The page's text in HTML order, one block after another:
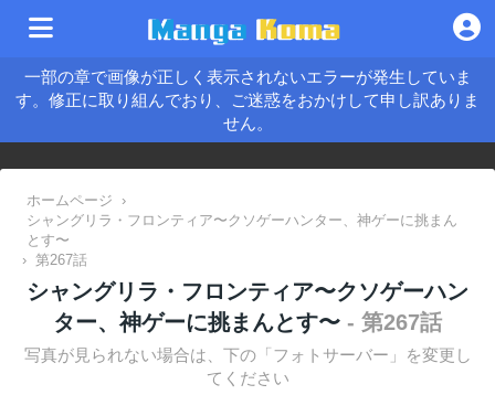
一部の章で画像が正しく表示されないエラーが発生していま
す。修正に取り組んでおり、ご迷惑をおかけして申し訳ありま
せん。
ホームページ
›
シャングリラ・フロンティア〜クソゲーハンター、神ゲーに挑まん
とす〜
› 第267話
シャングリラ・フロンティア〜クソゲーハン
ター、神ゲーに挑まんとす〜 - 第267話
写真が見られない場合は、下の「フォトサーバー」を変更し
てください